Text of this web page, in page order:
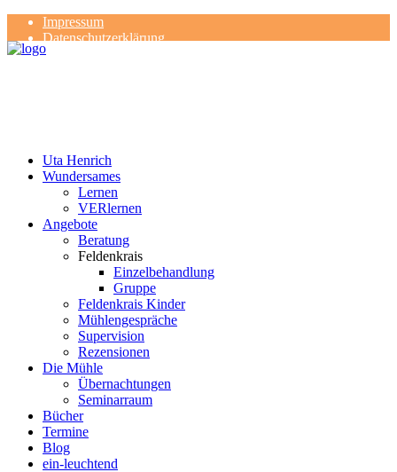
Impressum
Datenschutzerklärung
Kontakt
Uta Henrich
Wundersames
Lernen
VERlernen
Angebote
Beratung
Feldenkrais
Einzelbehandlung
Gruppe
Feldenkrais Kinder
Mühlengespräche
Supervision
Rezensionen
Die Mühle
Übernachtungen
Seminarraum
Bücher
Termine
Blog
ein-leuchtend